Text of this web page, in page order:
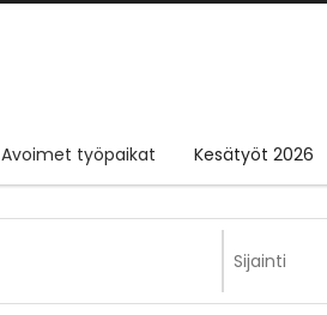
Avoimet työpaikat Kesätyöt 2026